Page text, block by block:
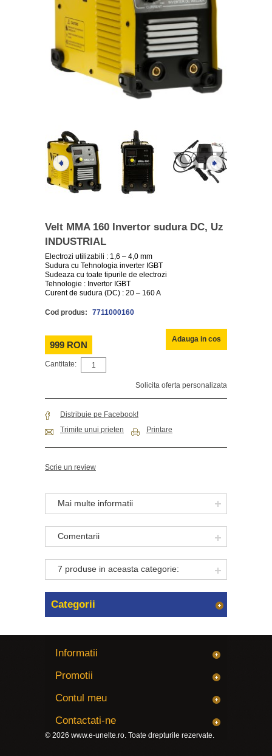
Velt MMA 160 Invertor sudura DC, Uz
INDUSTRIAL
Electrozi utilizabili : 1,6 – 4,0 mm
Sudura cu Tehnologia inverter IGBT
Sudeaza cu toate tipurile de electrozi
Tehnologie : Invertor IGBT
Curent de sudura (DC) : 20 – 160 A
Cod produs: 7711000160
999 RON
Adauga in cos
Cantitate:
Solicita oferta personalizata
Distribuie pe Facebook!
Trimite unui prieten
Printare
Scrie un review
Mai multe informatii
Comentarii
7 produse in aceasta categorie:
Categorii
Informatii
Promotii
Contul meu
Contactati-ne
© 2026 www.e-unelte.ro. Toate drepturile rezervate.